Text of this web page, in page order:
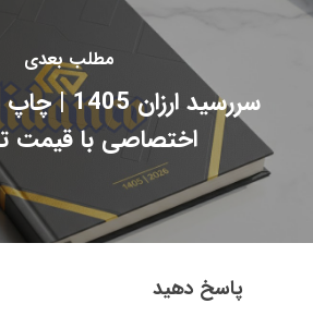
مطلب بعدی
سررسید
اختصاصی با قیمت
پاسخ دهید